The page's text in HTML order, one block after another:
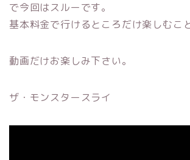
で今回はスルーです。
基本料金で行けるところだけ楽しむこ
動画だけお楽しみ下さい。
ザ・モンスタースライ